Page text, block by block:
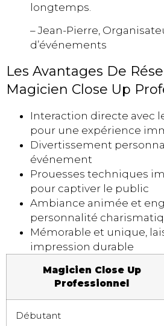
longtemps.
– Jean-Pierre,
d’événements
Les Avantages De
Magicien Close Up
Interaction directe avec
pour une expérience
Divertissement
événement
Prouesses techniques
pour captiver le public
Ambiance animée et
personnalité
Mémorable et unique,
impression durable
Magicien Close Up
Professionnel
Débutant